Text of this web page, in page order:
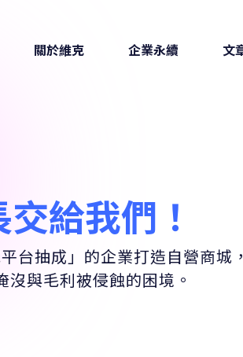
給我們！
台抽成」的企業打造自營商城，
與毛利被侵蝕的困境。